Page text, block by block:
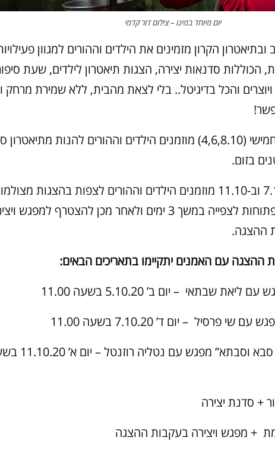
יום מיוחד במינו – צילום דור קדמי
הקרון מזמינים את הילדים וההורים למגוון
הכוללות סדנאות יצירה, הצגות תיאטרון לילדים, שעת
והכל בדיגיטל.. בלי לצאת מהבית, ללא שמירת מרחק
בימי ראשון, שלישי וחמישי (4,6,8.10) מוזמנים הילדים וההורים להנות
בזום.
ובתאריכים 5.10 7.10 וב-11.10 מוזמנים הילדים וההורים לצפות בהצגות
שיועלו ליוטיוב ויהיו פתוחות לצפייה במשך 3 ימים ולאחר מכן להצטרף למפגש
ההצגה.
ההצגה עם האמנים יתקיימו בתאריכים הבאים:
שבתאי – יום ב’ 5.10.20 בשעה 11.00
פרסיל – יום ד’ 7.10.20 בשעה 11.00
“רכבת המתנות של סבא וסבתא” מפגש עם